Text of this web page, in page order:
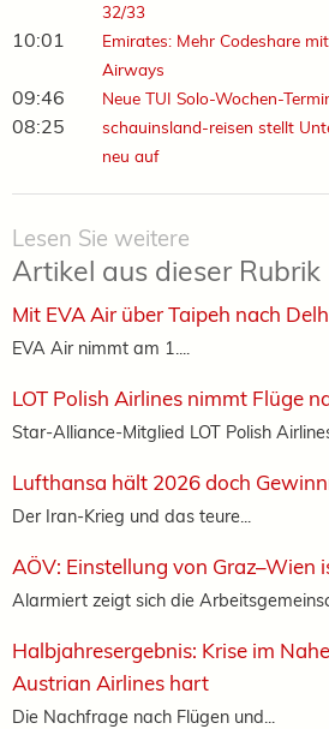
32/33
10:01
Emirates: Mehr Codeshare
Airways
09:46 Neue TUI Solo-Wochen-
08:25
schauinsland-reisen stellt
neu auf
Lesen Sie weitere
Artikel aus dieser Rubrik
Mit EVA Air über Taipeh nach
EVA Air nimmt am 1....
LOT Polish Airlines nimmt Flüge
Star-Alliance-Mitglied LOT Polish
Lufthansa hält 2026 doch
Der Iran-Krieg und das teure...
AÖV: Einstellung von Graz–Wien
Alarmiert zeigt sich die
Halbjahresergebnis: Krise im
Austrian Airlines hart
Die Nachfrage nach Flügen und...